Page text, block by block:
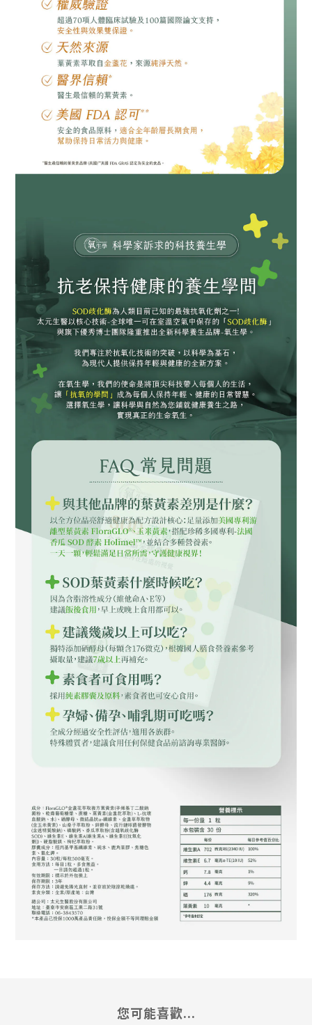
您可能喜歡...